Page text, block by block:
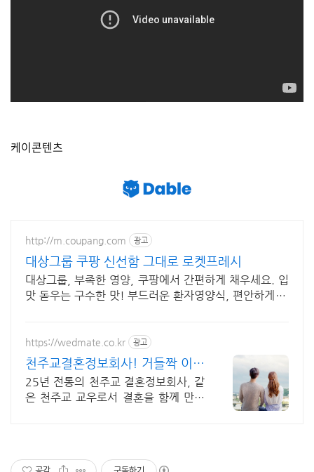
케이콘텐츠
http://m.coupang.com 광고
대상그룹 쿠팡 신선함 그대로 로켓프레시
대상그룹, 부족한 영양, 쿠팡에서 간편하게 채우세요. 입
맛 돋우는 구수한 맛! 부드러운 환자영양식, 편안하게 즐
https://wedmate.co.kr 광고
천주교결혼정보회사! 거들짝 이상
형 프로필 무료 받아보기
25년 전통의 천주교 결혼정보회사, 같
은 천주교 교우로서 결혼을 함께 만듭